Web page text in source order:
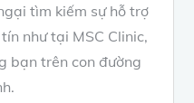
tìm kiếm sự hỗ trợ
như tại MSC Clinic,
bạn trên con đường